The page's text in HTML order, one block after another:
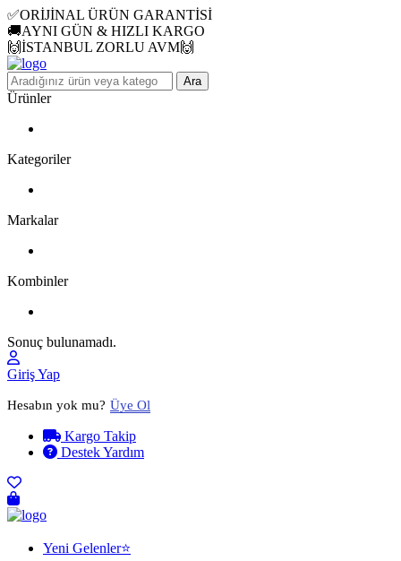
✅ORİJİNAL ÜRÜN GARANTİSİ
🚚AYNI GÜN & HIZLI KARGO
🙌İSTANBUL ZORLU AVM🙌
Ara
Ürünler
Kategoriler
Markalar
Kombinler
Sonuç bulunamadı.
Giriş Yap
Hesabın yok mu? Üye Ol
Kargo Takip
Destek Yardım
Yeni Gelenler⭐